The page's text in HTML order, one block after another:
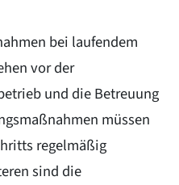
bei laufendem
vor der
und die Betreuung
müssen
regelmäßig
sind die